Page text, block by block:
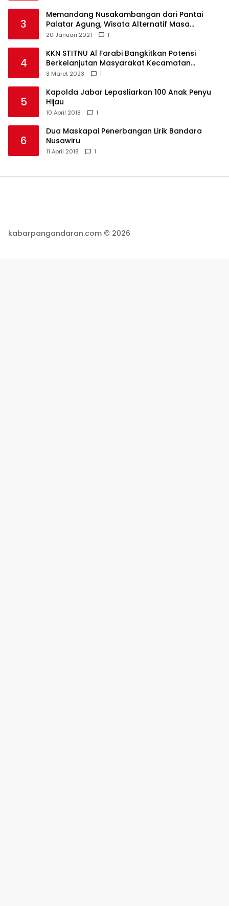
3
Memandang Nusakambangan dari Pantai
Palatar Agung, Wisata Alternatif Masa
Pandemi
20 Januari 2021 1
4
KKN STITNU Al Farabi Bangkitkan Potensi
Berkelanjutan Masyarakat Kecamatan
Langkaplancar
3 Maret 2023 1
5
Kapolda Jabar Lepasliarkan 100 Anak Penyu
Hijau
10 April 2018 1
6
Dua Maskapai Penerbangan Lirik Bandara
Nusawiru
11 April 2018 1
kabarpangandaran.com © 2026